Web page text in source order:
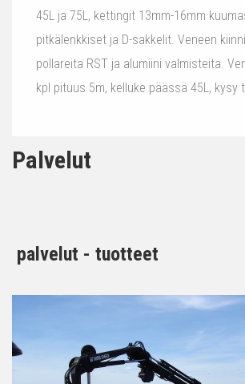
45L ja 75L, kettingit 13mm-16mm
pitkälenkkiset ja D-sakkelit. Veneen
pollareita RST ja alumiini valmisteita.
kpl pituus 5m, kelluke päässä 45L, kysy
Palvelut
palvelut - tuotteet